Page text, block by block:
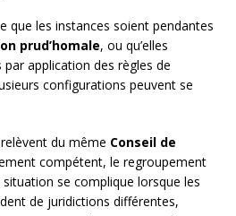
que les instances soient pendantes
prud’homale, ou qu’elles
application des règles de
configurations peuvent se
du même Conseil de
compétent, le regroupement
situation se complique lorsque les
de juridictions différentes,